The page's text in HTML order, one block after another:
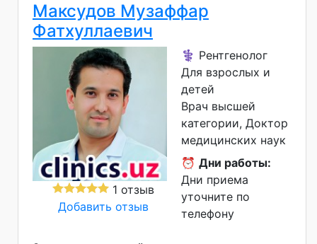
Максудов Музаффар
Фатхуллаевич
1 отзыв
Добавить отзыв
⚕️ Рентгенолог
Для взрослых и
детей
Врач высшей
категории Доктор
медицинских наук
⏰ Дни работы:
Дни приема
уточните по
телефону